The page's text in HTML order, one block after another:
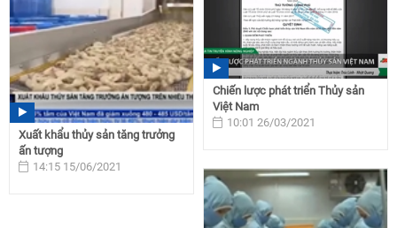
Xuất khẩu thủy sản tăng trưởng
ấn tượng
14:15 15/06/2021
Chiến lược phát triển Thủy sản
Việt Nam
10:01 26/03/2021